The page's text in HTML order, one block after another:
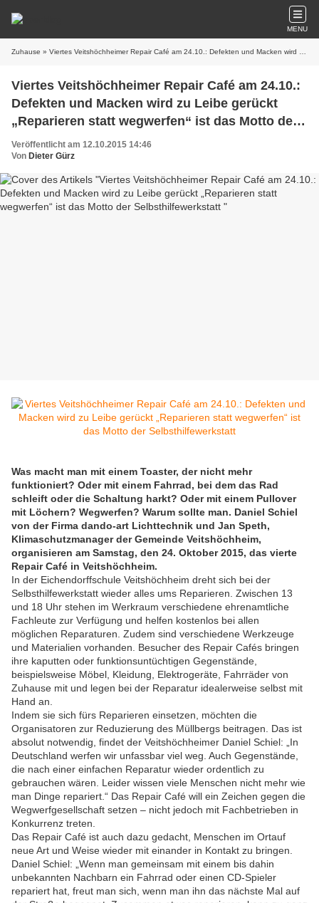
MENU
Zuhause » Viertes Veitshöchheimer Repair Café am 24.10.: Defekten und Macken wird zu Leibe gerückt „Reparieren statt wegwerfen“ ist das Motto der Selbsthilfewerkstatt
Viertes Veitshöchheimer Repair Café am 24.10.:
Defekten und Macken wird zu Leibe gerückt
„Reparieren statt wegwerfen“ ist das Motto der
Selbsthilfewerkstatt
Veröffentlicht am 12.10.2015 14:46
Von Dieter Gürz
Was macht man mit einem Toaster, der nicht mehr
funktioniert? Oder mit einem Fahrrad, bei dem das Rad
schleift oder die Schaltung harkt? Oder mit einem Pullover
mit Löchern? Wegwerfen? Warum sollte man. Daniel Schiel
von der Firma dando-art Lichttechnik und Jan Speth,
Klimaschutzmanager der Gemeinde Veitshöchheim,
organisieren am Samstag, den 24. Oktober 2015, das vierte
Repair Café in Veitshöchheim.
In der Eichendorffschule Veitshöchheim dreht sich bei der
Selbsthilfewerkstatt wieder alles ums Reparieren. Zwischen 13
und 18 Uhr stehen im Werkraum verschiedene ehrenamtliche
Fachleute zur Verfügung und helfen kostenlos bei allen
möglichen Reparaturen. Zudem sind verschiedene Werkzeuge
und Materialien vorhanden. Besucher des Repair Cafés bringen
ihre kaputten oder funktionsuntüchtigen Gegenstände,
beispielsweise Möbel, Kleidung, Elektrogeräte, Fahrräder von
Zuhause mit und legen bei der Reparatur idealerweise selbst mit
Hand an.
Indem sie sich fürs Reparieren einsetzen, möchten die
Organisatoren zur Reduzierung des Müllbergs beitragen. Das ist
absolut notwendig, findet der Veitshöchheimer Daniel Schiel: „In
Deutschland werfen wir unfassbar viel weg. Auch Gegenstände,
die nach einer einfachen Reparatur wieder ordentlich zu
gebrauchen wären. Leider wissen viele Menschen nicht mehr wie
man Dinge repariert.“ Das Repair Café will ein Zeichen gegen die
Wegwerfgesellschaft setzen – nicht jedoch mit Fachbetrieben in
Konkurrenz treten.
Das Repair Café ist auch dazu gedacht, Menschen im Ortauf
neue Art und Weise wieder mit einander in Kontakt zu bringen.
Daniel Schiel: „Wenn man gemeinsam mit einem bis dahin
unbekannten Nachbarn ein Fahrrad oder einen CD-Spieler
repariert hat, freut man sich, wenn man ihn das nächste Mal auf